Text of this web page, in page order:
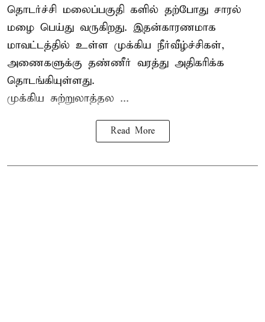
தொடர்ச்சி மலைப்பகுதி களில் தற்போது சாரல்
மழை பெய்து வருகிறது. இதன்காரணமாக
மாவட்டத்தில் உள்ள முக்கிய நீர்வீழ்ச்சிகள்,
அணைகளுக்கு தண்ணீர் வரத்து அதிகரிக்க
தொடங்கியுள்ளது.
முக்கிய சுற்றுலாத்தல ...
Read More